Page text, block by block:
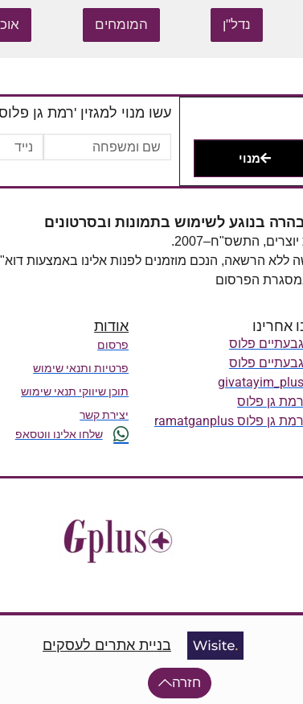
נדל"ן המומחים
מנוי
עשו מנוי למגזין 'רמת גן
בנוגע לשימוש בתמונות ובסרטונים
ללא הרשאה, הנכם מוזמנים לפנות אלינו באמצעות
הפרסום
אחרינו
גבעתיים פלוס
גבעתיים פלוס
givatayim_plus
רמת גן פלוס
רמת גן פלוס ramatganplus
אודות
פרסום
פרטיות ותנאי שימוש
תוכן שיווקי תנאי שימוש
יצירת קשר
שלחו אלינו ווטסאפ
בניית אתרים לעסקים
חזרה